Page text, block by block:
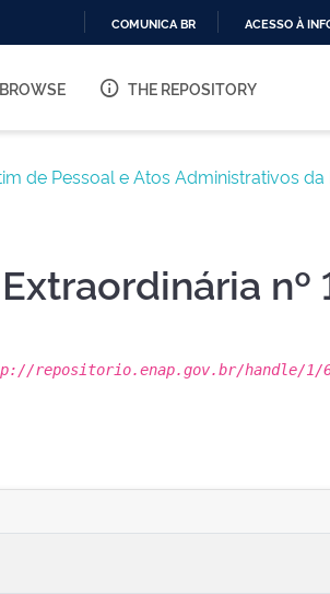
O
COMUNICA BR ACESSO À
BROWSE THE REPOSITORY
de Pessoal e Atos Administrativos
nº
repositorio.enap.gov.br/handle/1/